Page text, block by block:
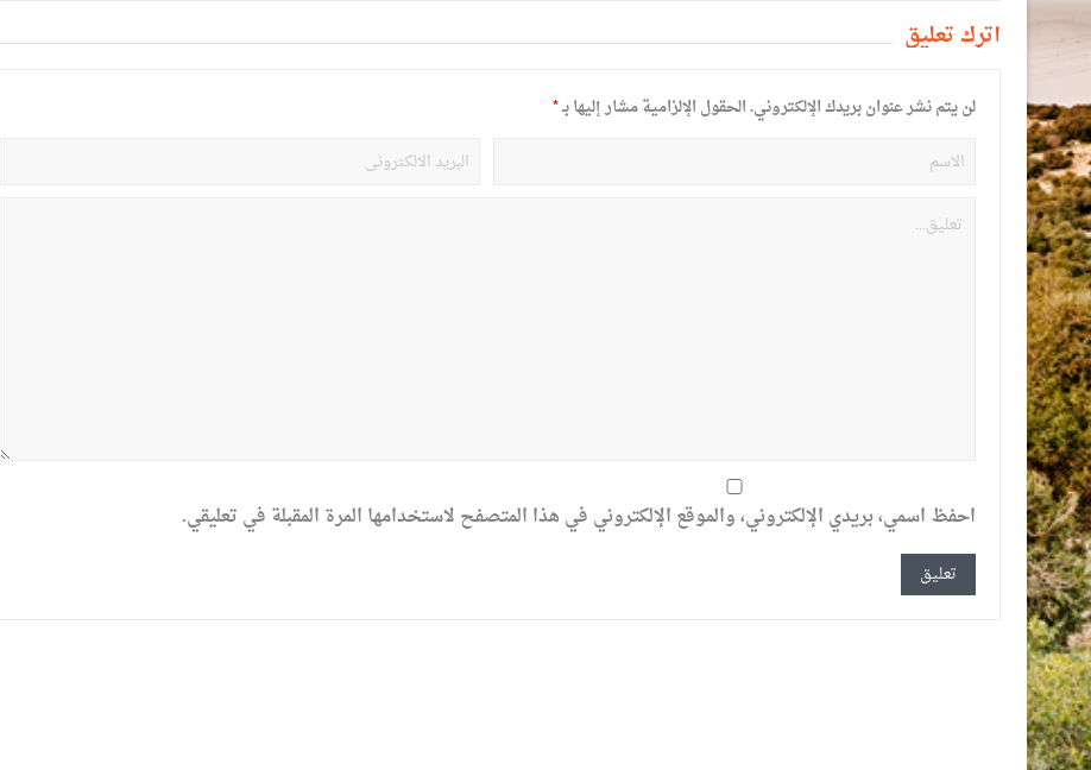
أترك تعليق
لن يتم نشر عنوان بريدك الإلكتروني.الحقول الإلزامية مشار إليها بـ*
احفظ اسمي، بريدي الإلكتروني، والموقع الإلكتروني في هذا المتصفح لاستخدامها المرة المقبلة في تعليقي.